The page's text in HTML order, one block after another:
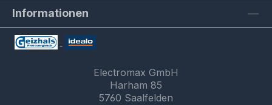
Informationen
Electromax GmbH
Harham 85
5760 Saalfelden